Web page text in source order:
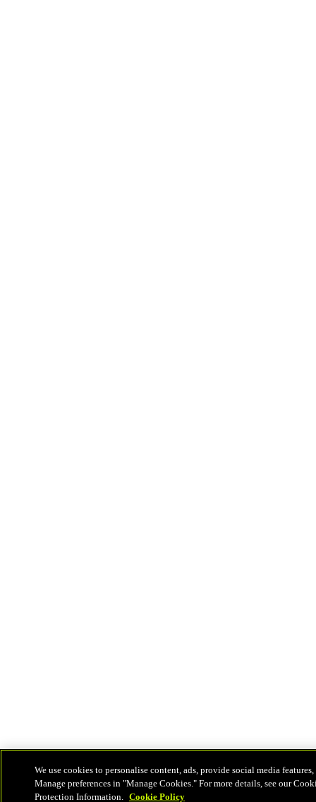
We use cookies to personalise content, ads, provide social media
Manage preferences in "Manage Cookies." For more details, see our
Protection Information. Cookie Policy